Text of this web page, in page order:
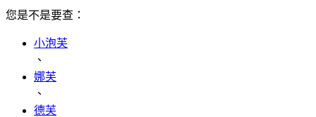
您是不是要查：
小泡芙
、
娜芙
、
德芙